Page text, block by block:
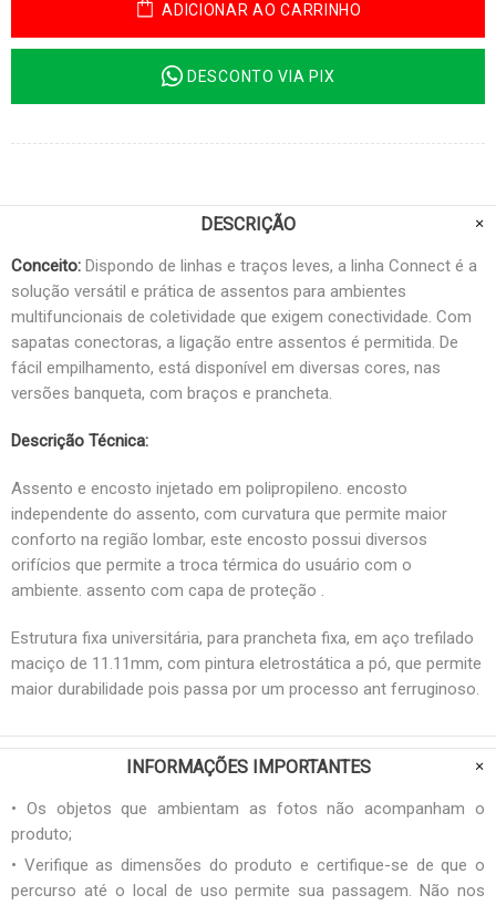
ADICIONAR AO CARRINHO
DESCONTO VIA PIX
DESCRIÇÃO
Conceito: Dispondo de linhas e traços leves, a linha Connect é a
solução versátil e prática de assentos para ambientes
multifuncionais de coletividade que exigem conectividade. Com
sapatas conectoras, a ligação entre assentos é permitida. De
fácil empilhamento, está disponível em diversas cores, nas
versões banqueta, com braços e prancheta.
Descrição Técnica:
Assento e encosto injetado em polipropileno. encosto
independente do assento, com curvatura que permite maior
conforto na região lombar, este encosto possui diversos
orifícios que permite a troca térmica do usuário com o
ambiente. assento com capa de proteção .
Estrutura fixa universitária, para prancheta fixa, em aço trefilado
maciço de 11.11mm, com pintura eletrostática a pó, que permite
maior durabilidade pois passa por um processo ant ferruginoso.
INFORMAÇÕES IMPORTANTES
• Os objetos que ambientam as fotos não acompanham o
produto;
• Verifique as dimensões do produto e certifique-se de que o
percurso até o local de uso permite sua passagem. Não nos